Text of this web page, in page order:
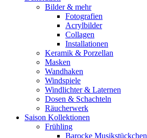
Bilder & mehr
Fotografien
Acrylbilder
Collagen
Installationen
Keramik & Porzellan
Masken
Wandhaken
Windspiele
Windlichter & Laternen
Dosen & Schachteln
Räucherwerk
Saison Kollektionen
Frühling
Barocke Musikstückchen